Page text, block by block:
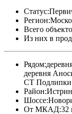
Статус:
Регион:
Всего
Из них в
Рядом:
деревня
СТ Подлипки
Район:
Шоссе:
От МКАД:32